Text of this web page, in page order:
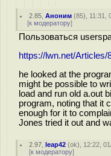
2.85 ,Аноним (85), 11:31,
[к модератору]
Пользоваться
https://lwn.net/Articles/
he looked at the
might be possible to
load and run old a.out
program, noting that it
enough for it to
Jones tried it out and
2.97 ,leap42 (ok), 12:22,
[к модератору]